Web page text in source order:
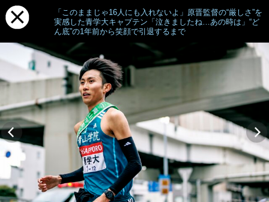
「このままじゃ16人にも入れないよ」原晋監督の“厳しさ”を
実感した青学大キャプテン「泣きましたね…あの時は」“ど
ん底”の1年前から笑顔で引退するまで